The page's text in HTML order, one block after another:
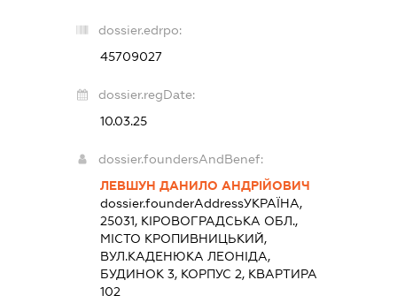
dossier.edrpo:
45709027
dossier.regDate:
10.03.25
dossier.foundersAndBenef:
ЛЕВШУН ДАНИЛО АНДРІЙОВИЧ
dossier.founderAddressУКРАЇНА,
25031, КІРОВОГРАДСЬКА ОБЛ.,
МІСТО КРОПИВНИЦЬКИЙ,
ВУЛ.КАДЕНЮКА ЛЕОНІДА,
БУДИНОК 3, КОРПУС 2, КВАРТИРА
102